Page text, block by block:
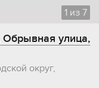
1 из 7
Обрывная улица,
округ,